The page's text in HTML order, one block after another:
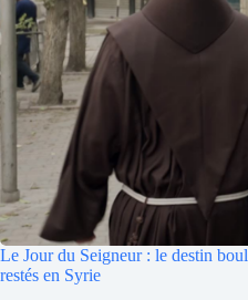
Le Jour du Seigneur : le destin
restés en Syrie